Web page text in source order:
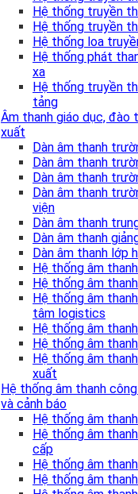
Hệ thống truyền
Hệ thống truyền
Hệ thống loa
Hệ thống phát
xa
Hệ thống truyền
tảng
Âm thanh giáo dục, đào
xuất
Dàn âm thanh
Dàn âm thanh
Dàn âm thanh
Dàn âm thanh
viện
Dàn âm thanh
Dàn âm thanh
Dàn âm thanh lớp
Hệ thống âm
Hệ thống âm
Hệ thống âm
tâm logistics
Hệ thống âm
Hệ thống âm
Hệ thống âm
xuất
Hệ thống âm thanh
và cảnh báo
Hệ thống âm
Hệ thống âm
cấp
Hệ thống âm
Hệ thống âm